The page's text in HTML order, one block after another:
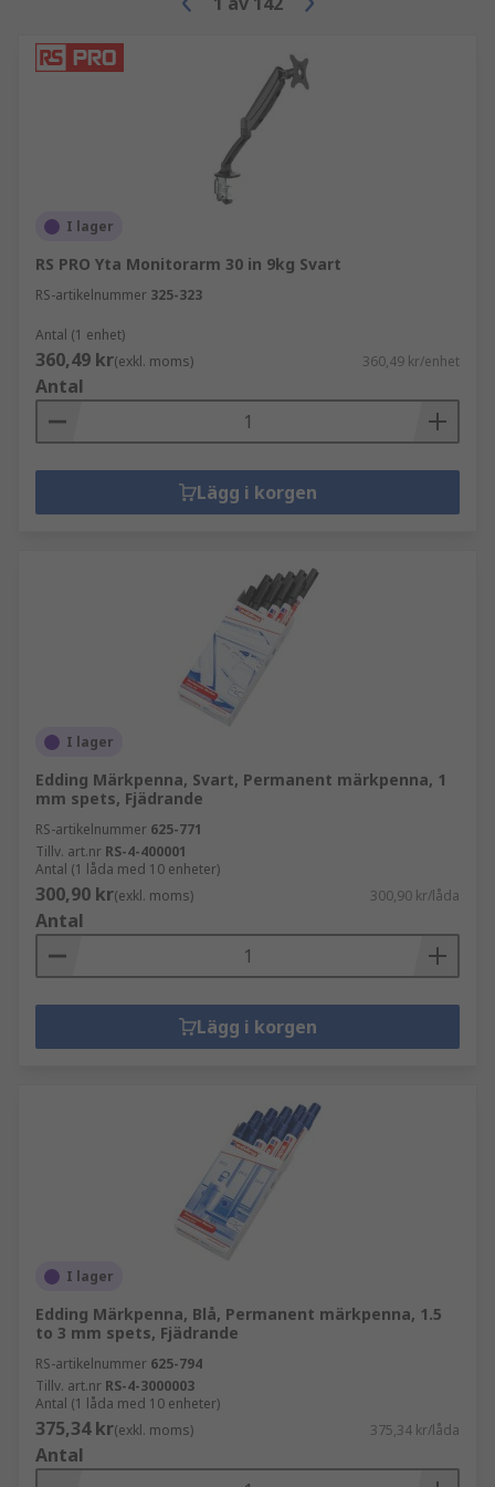
I lager
RS PRO Yta Monitorarm 30 in 9kg Svart
RS-artikelnummer 325-323
Antal (1 enhet)
360,49 kr(exkl. moms) 360,49 kr/enhet
Antal
Lägg i korgen
I lager
Edding Märkpenna, Svart, Permanent märkpenna, 1
mm spets, Fjädrande
RS-artikelnummer 625-771
Tillv. art.nr RS-4-400001
Antal (1 låda med 10 enheter)
300,90 kr(exkl. moms) 300,90 kr/låda
Antal
Lägg i korgen
I lager
Edding Märkpenna, Blå, Permanent märkpenna, 1.5
to 3 mm spets, Fjädrande
RS-artikelnummer 625-794
Tillv. art.nr RS-4-3000003
Antal (1 låda med 10 enheter)
375,34 kr(exkl. moms) 375,34 kr/låda
Antal